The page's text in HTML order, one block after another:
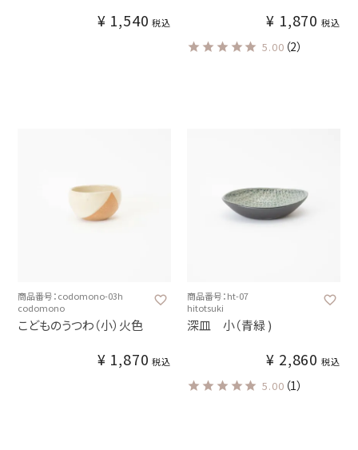
¥ 1,540 税込 ¥ 1,870 税込
5.00 （2）
商品番号：codomono-03h
codomono
こどものうつわ（小）火色
¥ 1,870 税込
商品番号：ht-07
hitotsuki
深皿 小（青緑 )
¥ 2,860 税込
5.00 （1）